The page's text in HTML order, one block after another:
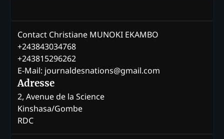
Contact Christiane MUNOKI EKAMBO
+243843034768
+243815296262
E-Mail: journaldesnations@gmail.com
Adresse
2, Avenue de la Science
Kinshasa/Gombe
RDC